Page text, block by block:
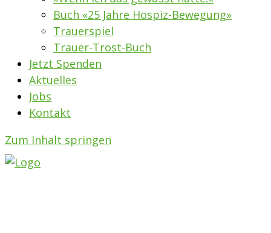
Buch «25 Jahre Hospiz-Bewegung»
Trauerspiel
Trauer-Trost-Buch
Jetzt Spenden
Aktuelles
Jobs
Kontakt
Zum Inhalt springen